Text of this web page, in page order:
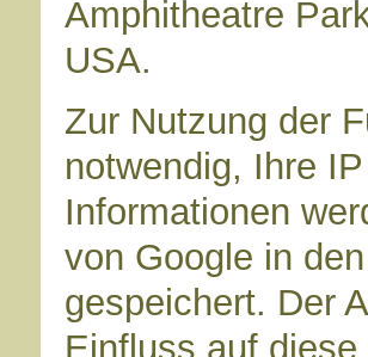
Amphitheatre
USA.
Zur Nutzung der
notwendig, Ihre
Informationen
von Google in
gespeichert. Der
Einfluss auf